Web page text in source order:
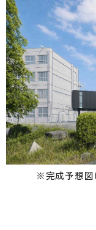
※完成予想図